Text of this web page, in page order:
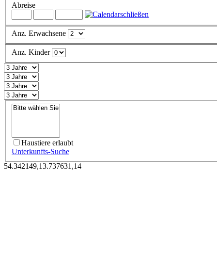
Abreise
schließen
Anz. Erwachsene
Anz. Kinder
Haustiere erlaubt
Unterkunfts-Suche
54.342149,13.737631,14